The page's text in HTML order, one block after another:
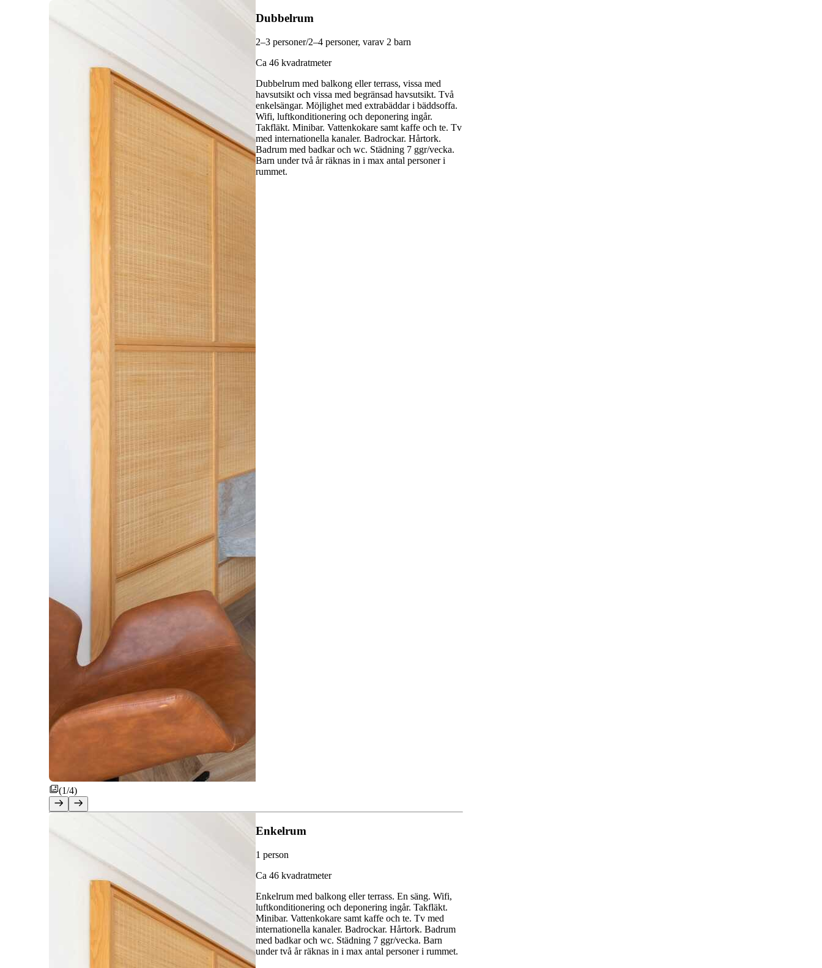
(1/4)
Dubbelrum
2–3 personer/2–4 personer, varav 2 barn
Ca 46 kvadratmeter
Dubbelrum med balkong eller terrass, vissa med
havsutsikt och vissa med begränsad havsutsikt. Två
enkelsängar. Möjlighet med extrabäddar i bäddsoffa.
Wifi, luftkonditionering och deponering ingår.
Takfläkt. Minibar. Vattenkokare samt kaffe och te. Tv
med internationella kanaler. Badrockar. Hårtork.
Badrum med badkar och wc. Städning 7 ggr/vecka.
Barn under två år räknas in i max antal personer i
rummet.
Enkelrum
1 person
Ca 46 kvadratmeter
Enkelrum med balkong eller terrass. En säng. Wifi,
luftkonditionering och deponering ingår. Takfläkt.
Minibar. Vattenkokare samt kaffe och te. Tv med
internationella kanaler. Badrockar. Hårtork. Badrum
med badkar och wc. Städning 7 ggr/vecka. Barn
under två år räknas in i max antal personer i rummet.